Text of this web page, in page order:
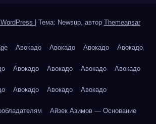
| Тема: Newsup, автор Themeansar
Авокадо Авокадо Авокадо Авокадо
Авокадо Авокадо Авокадо Авокадо
Авокадо Авокадо Авокадо
Айзек Азимов — Основание